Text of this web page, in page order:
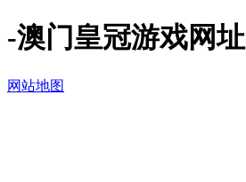
-澳门皇冠游戏网址
网站地图